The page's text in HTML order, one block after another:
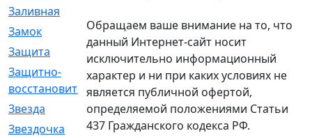
Заливная
Замок
[12]
Защита
Защитно-
восстановительный
[4]
Звезда
[1]
Звездочка
[5]
Обращаем ваше внимание на то, что
данный Интернет-сайт носит
исключительно информационный
характер и ни при каких условиях не
является публичной офертой,
определяемой положениями Статьи
437 Гражданского кодекса РФ.